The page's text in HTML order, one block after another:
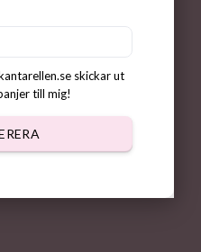
skickar ut
till mig!